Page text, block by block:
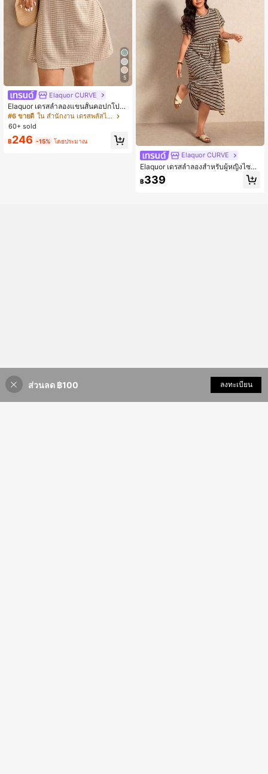
5
Elaquor CURVE
Elaquor เดรสลำลองแขนสั้นคอปกโปโล
ลายทางสำหรับผู้หญิงไซส์ใหญ่
#6 ขายดี
ใน สำนักงาน เดรสพลัสไซส์
60+ sold
฿246 -15% โดยประมาณ
Elaquor CURVE
Elaquor เดรสลำลองสำหรับผู้หญิงไซส์ใ
หญ่ คอกลม ลายทาง สีบล็อก จีบ สำหรับ
ใส่ประจำวัน
฿339
เพิ่มเข้ารถเข็น
ส่วนลด ฿100 ลงทะเบียน